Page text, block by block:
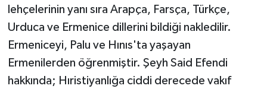
lehçelerinin yanı sıra Arapça, Farsça, Türkçe,
Urduca ve Ermenice dillerini bildiği nakledilir.
Ermeniceyi, Palu ve Hınıs'ta yaşayan
Ermenilerden öğrenmiştir. Şeyh Said Efendi
hakkında; Hıristiyanlığa ciddi derecede vakıf